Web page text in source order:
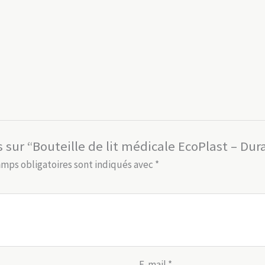
“Bouteille de lit médicale EcoPlast –
obligatoires sont indiqués avec *